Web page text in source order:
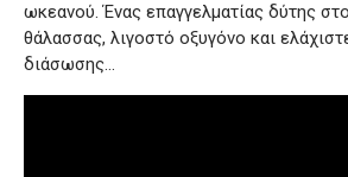
ωκεανού. Ένας επαγγελματίας δύτης
θάλασσας, λιγοστό οξυγόνο και
διάσωσης…